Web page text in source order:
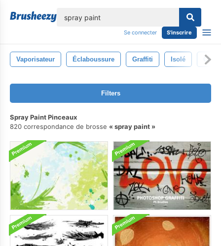
Se connecter S'inscrire
Vaporisateur Éclaboussure Graffiti Isolé
Filters
Spray Paint Pinceaux
820 correspondance de brosse
spray paint